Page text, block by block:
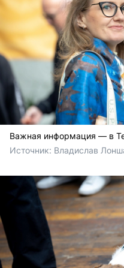
Важная информация — в
Источник: Владислав